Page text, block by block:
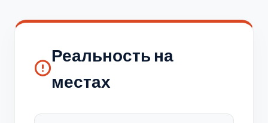
Реальность на
местах